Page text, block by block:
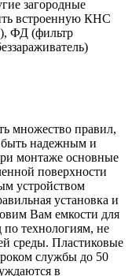
загородные
встроенную КНС
ФД (фильтр
множество правил,
быть надежным и
монтаже основные
поверхности
устройством
установка и
Вам емкости для
по технологиям, не
среды. Пластиковые
службы до 50
в